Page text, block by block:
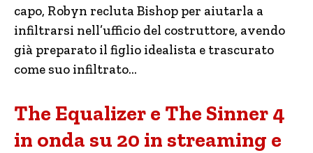
capo, Robyn recluta Bishop per aiutarla a
infiltrarsi nell’ufficio del costruttore, avendo
già preparato il figlio idealista e trascurato
come suo infiltrato…
The Equalizer e The Sinner 4
in onda su 20 in streaming e